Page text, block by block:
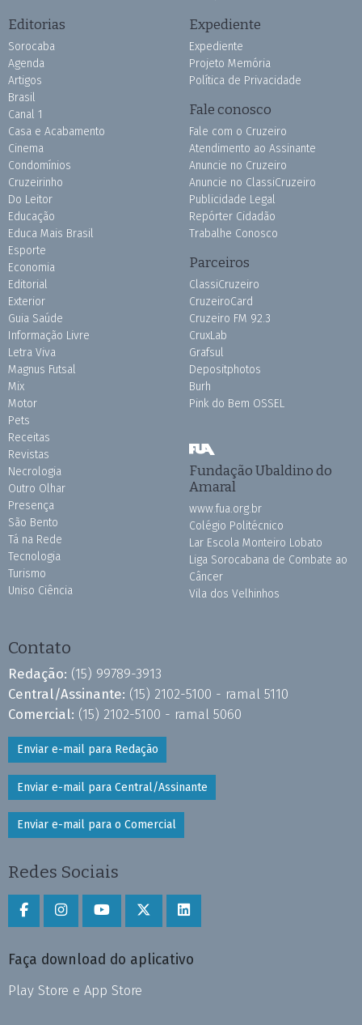
Editorias
Sorocaba
Agenda
Artigos
Brasil
Canal 1
Casa e Acabamento
Cinema
Condomínios
Cruzeirinho
Do Leitor
Educação
Educa Mais Brasil
Esporte
Economia
Editorial
Exterior
Guia Saúde
Informação Livre
Letra Viva
Magnus Futsal
Mix
Motor
Pets
Receitas
Revistas
Necrologia
Outro Olhar
Presença
São Bento
Tá na Rede
Tecnologia
Turismo
Uniso Ciência
Expediente
Expediente
Projeto Memória
Política de Privacidade
Fale conosco
Fale com o Cruzeiro
Atendimento ao Assinante
Anuncie no Cruzeiro
Anuncie no ClassiCruzeiro
Publicidade Legal
Repórter Cidadão
Trabalhe Conosco
Parceiros
ClassiCruzeiro
CruzeiroCard
Cruzeiro FM 92.3
CruxLab
Grafsul
Depositphotos
Burh
Pink do Bem OSSEL
Fundação Ubaldino do
Amaral
www.fua.org.br
Colégio Politécnico
Lar Escola Monteiro Lobato
Liga Sorocabana de Combate ao
Câncer
Vila dos Velhinhos
Contato
Redação: (15) 99789-3913
Central/Assinante: (15) 2102-5100 - ramal 5110
Comercial: (15) 2102-5100 - ramal 5060
Enviar e-mail para Redação
Enviar e-mail para Central/Assinante
Enviar e-mail para o Comercial
Redes Sociais
Faça download do aplicativo
Play Store e App Store